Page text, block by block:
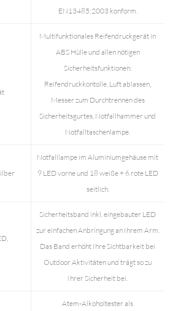
EN13485:2003 konform.
Multifunktionales Reifendruckgerät in
ABS Hülle und allen nötigen
Sicherheitsfunktionen:
Reifendruckkontolle, Luft ablassen,
Messer zum Durchtrennen des
Sicherheitsgurtes, Notfallhammer und
Notfalltaschenlampe.
Notfalllampe im Aluminiumgehäuse mit
9 LED vorne und 18 weiße + 6 rote LED
seitlich.
Sicherheitsband inkl. eingebauter LED
zur einfachen Anbringung an Ihrem Arm.
Das Band erhöht Ihre Sichtbarkeit bei
Outdoor Aktivitäten und trägt so zu
Ihrer Sicherheit bei.
Atem-Alkoholtester als